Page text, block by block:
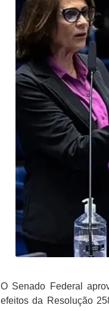
O Senado Federal
efeitos da Resolução